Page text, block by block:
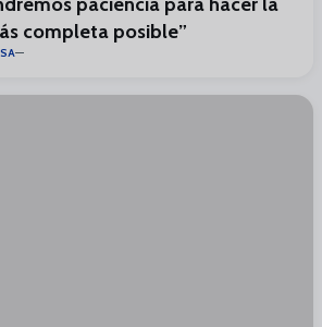
completa posible”